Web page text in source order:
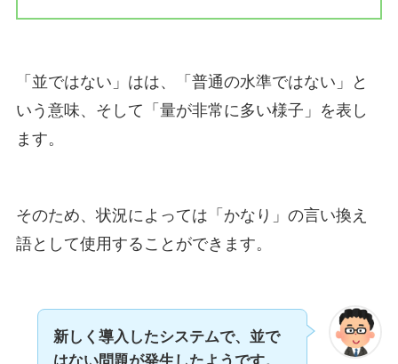
「並ではない」はは、「普通の水準ではない」と
いう意味、そして「量が非常に多い様子」を表し
ます。
そのため、状況によっては「かなり」の言い換え
語として使用することができます。
新しく導入したシステムで、並で